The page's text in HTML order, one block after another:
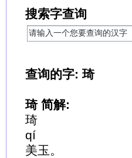
搜索字查询
查询的字: 琦
琦 简解:
琦
qí
美玉。